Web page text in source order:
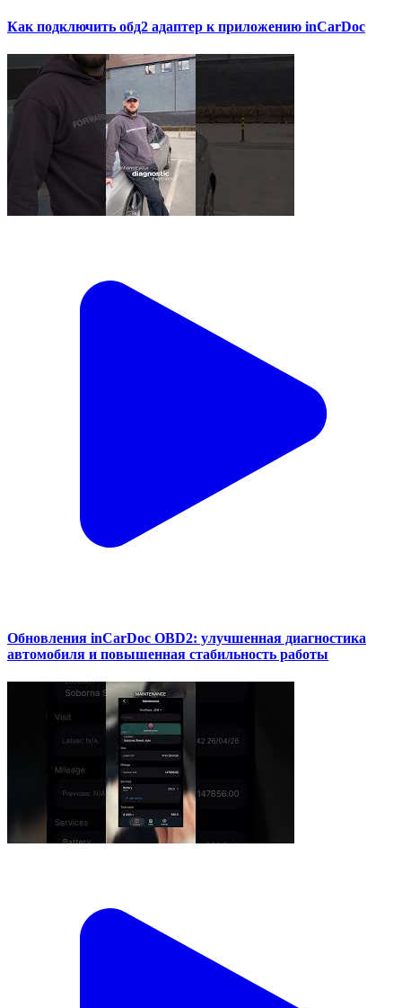
Как подключить обд2 адаптер к приложению inCarDoc
Обновления inCarDoc OBD2: улучшенная диагностика
автомобиля и повышенная стабильность работы